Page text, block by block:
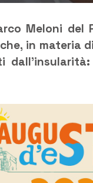
Meloni
in materia